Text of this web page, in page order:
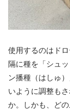
使用するのはド
隔に種を「シュ
ン播種（はしゅ
いように調整も
か。しかも、ど